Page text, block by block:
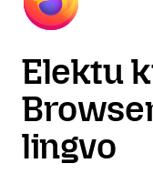
Elektu
lingvo